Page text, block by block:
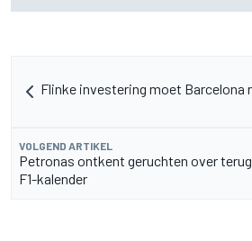
Flinke investering moet Barcelona
VOLGEND ARTIKEL
Petronas ontkent geruchten over
F1-kalender